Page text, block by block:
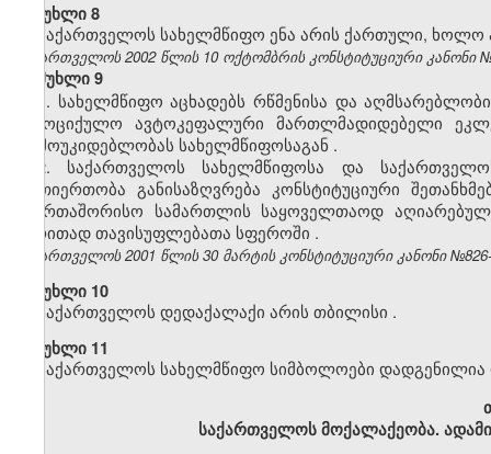
მუხლი 8
საქართველოს სახელმწიფო ენა არის ქართული, ხოლო
საქართველოს 2002 წლის 10 ოქტომბრის კონსტიტუციური კანონი
მუხლი9
1. სახელმწიფო აცხადებს რწმენისა და
სამოციქულო ავტოკეფალური მართლმადიდებელი
დამოუკიდებლობას სახელმწიფოსაგან .
2. საქართველოს
სახელმწიფოსა და
ურთიერთობა განისაზღვრება კონსტიტუციური
საერთაშორისო სამართლის საყოველთაოდ აღიარებულ
ძირითადთავისუფლებათა სფეროში .
საქართველოს 2001 წლის 30 მარტის კონსტიტუციური კანონი
მუხლი 10
საქართველოს დედაქალაქი არის თბილისი .
მუხლი 11
საქართველოს სახელმწიფო სიმბოლოები დადგენილია
საქართველოს მოქალაქეობა.